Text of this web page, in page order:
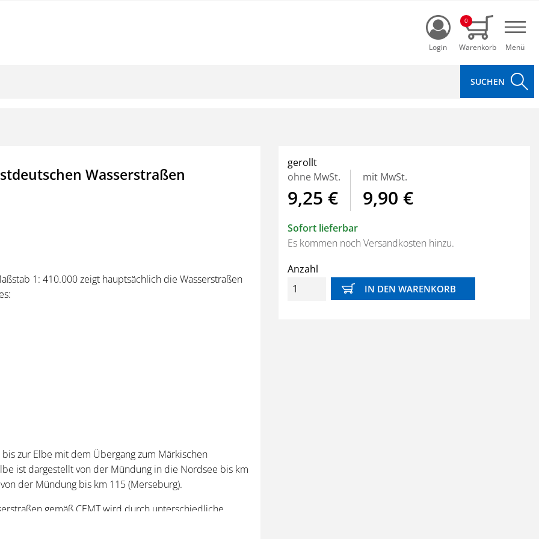
Login
0
Wasserstraßen
1: 410.000 zeigt hauptsächlich die Wasserstraßen
zur Elbe mit dem Übergang zum Märkischen
ist dargestellt von der Mündung in die Nordsee bis km
der Mündung bis km 115 (Merseburg).
gemäß CEMT wird durch unterschiedliche
gerollt
ohne MwSt.
9,25 €
mit MwSt.
9,90 €
Sofort lieferbar
Es kommen noch Versandkosten hinzu.
Anzahl